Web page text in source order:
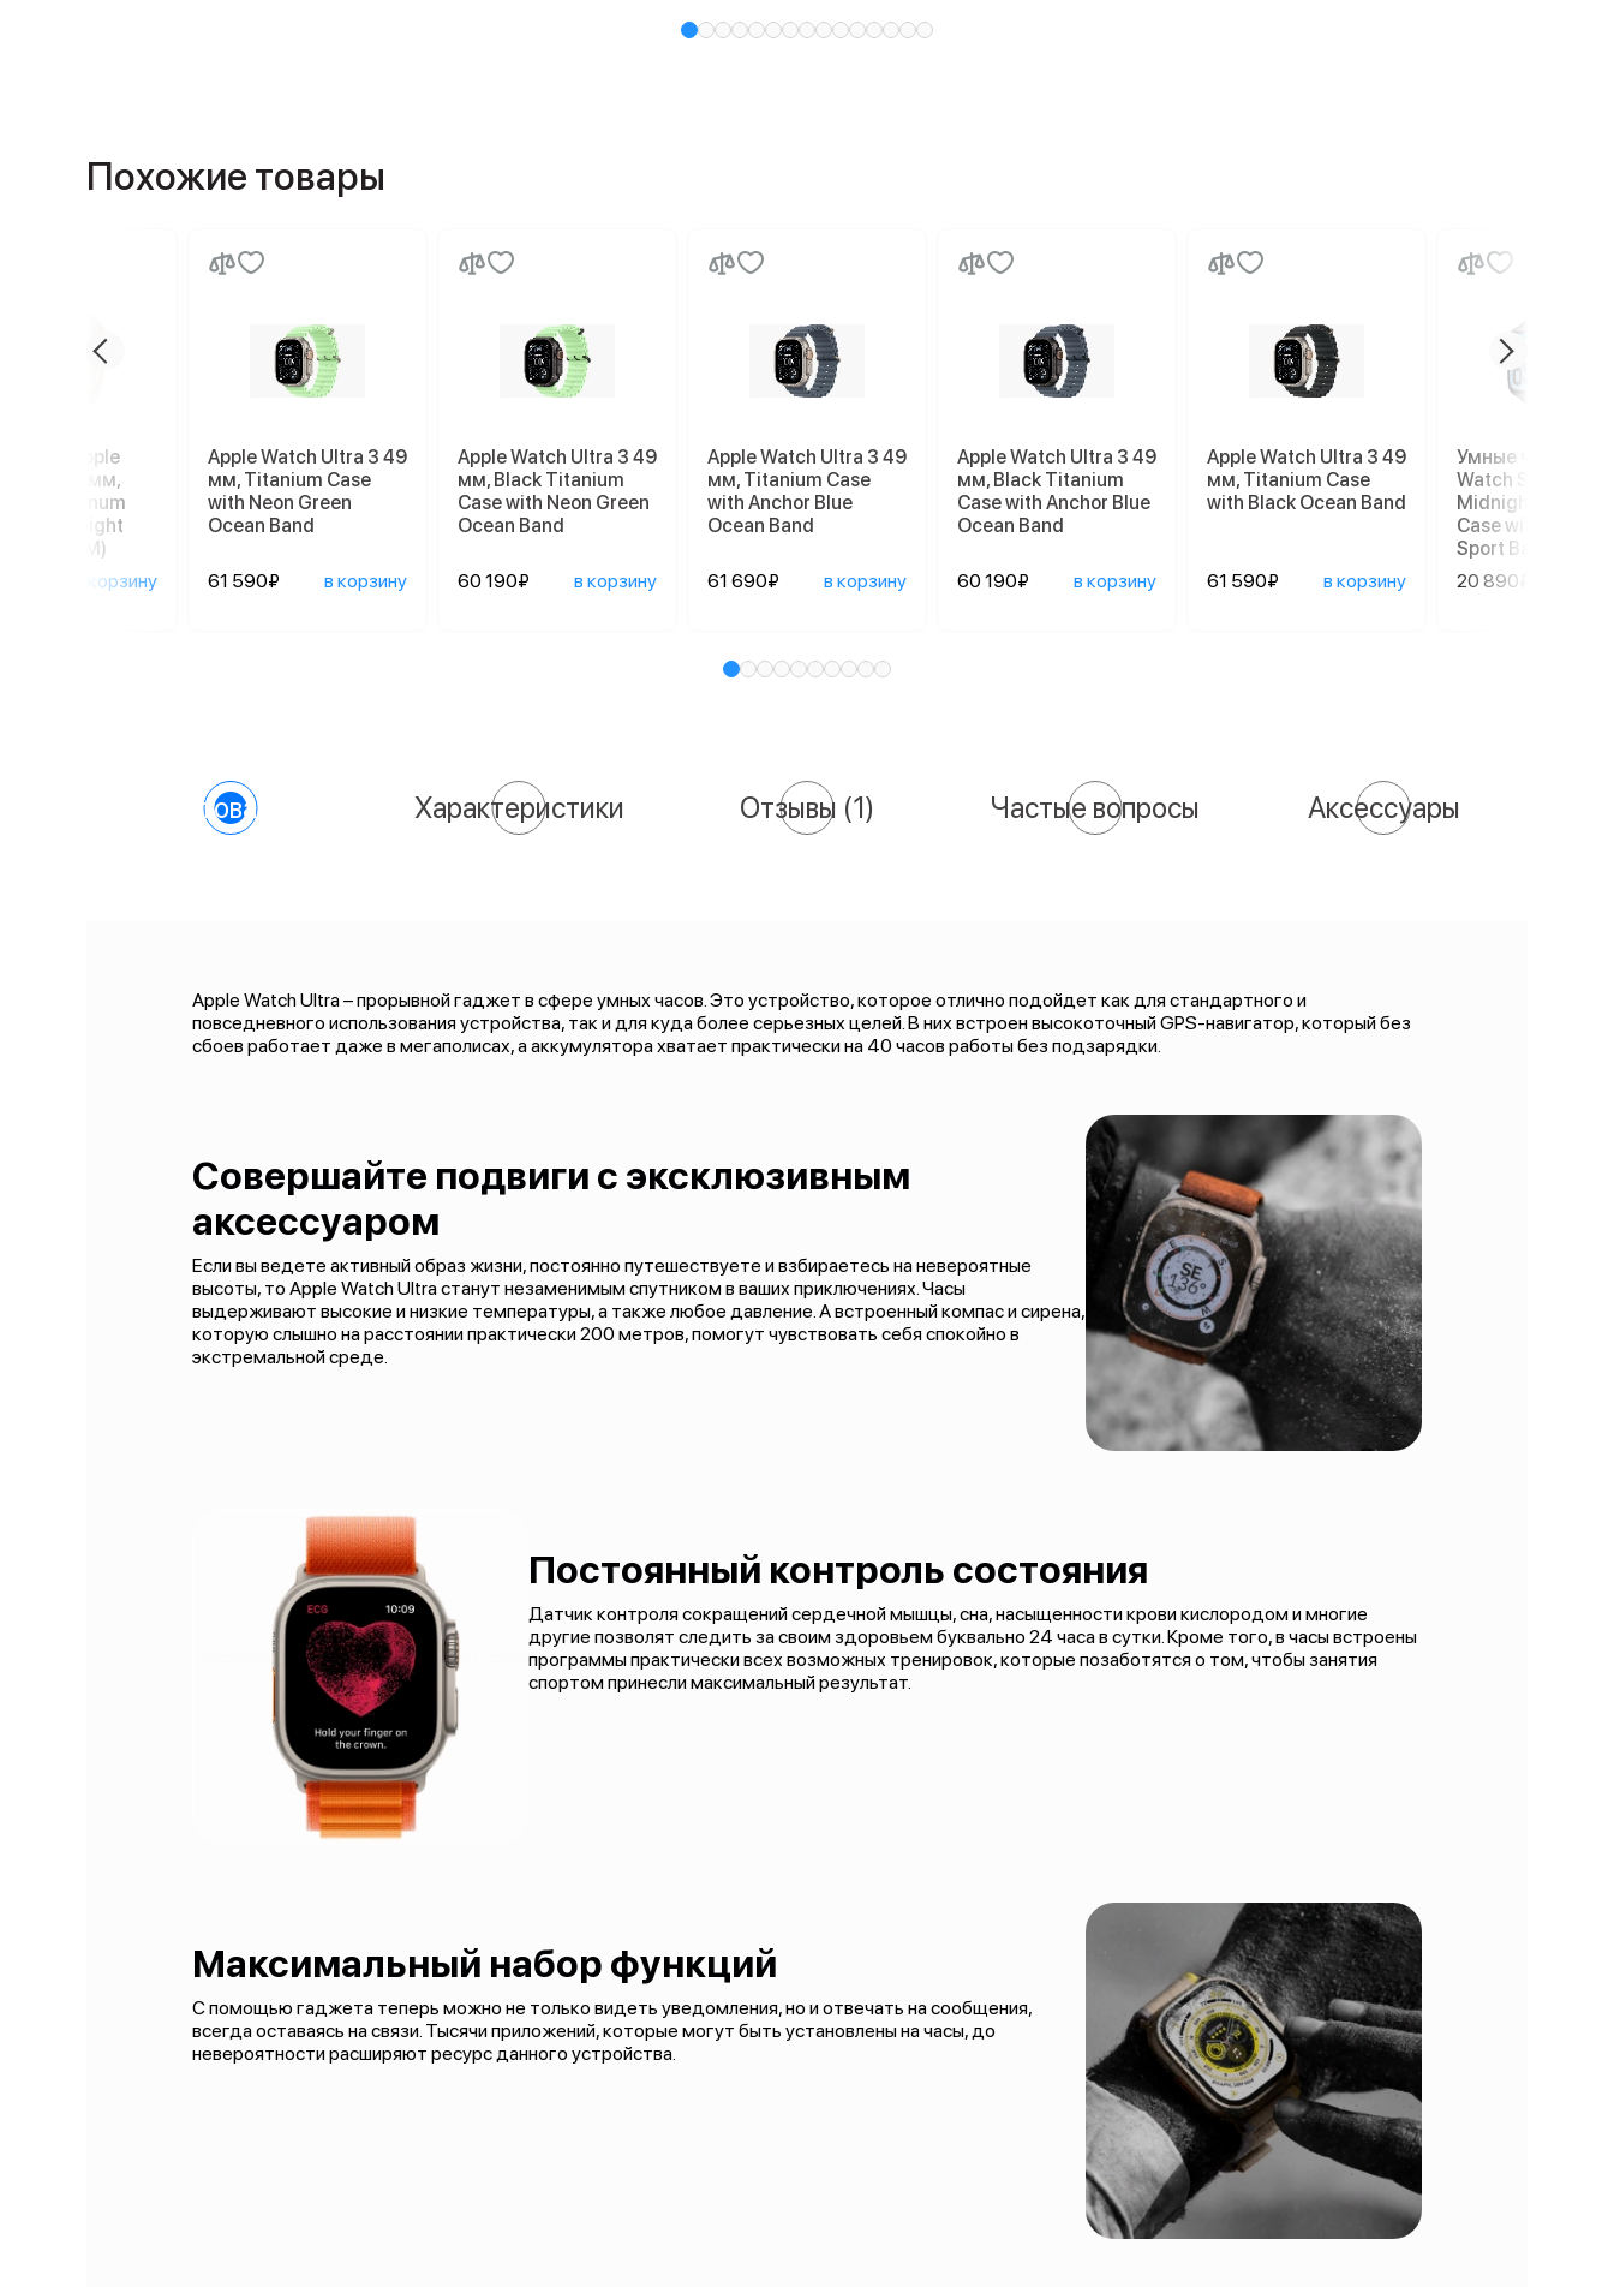
Похожие товары
часы Apple
SE 3 40 мм,
Aluminum
with Starlight
Band (S/M)
в корзину
Apple Watch Ultra 3 49
мм, Titanium Case
with Neon Green
Ocean Band
61 590₽ в корзину
Apple Watch Ultra 3 49
мм, Black Titanium
Case with Neon Green
Ocean Band
60 190₽ в корзину
Apple Watch Ultra 3 49
мм, Titanium Case
with Anchor Blue
Ocean Band
61 690₽ в корзину
Apple Watch Ultra 3 49
мм, Black Titanium
Case with Anchor Blue
Ocean Band
60 190₽ в корзину
Apple Watch Ultra 3 49
мм, Titanium Case
with Black Ocean Band
61 590₽ в корзину
Умные часы
Watch SE 3 40
Midnight
Case with
Sport Band (S/M)
20 890₽
О товаре Характеристики Отзывы (1) Частые вопросы Аксессуары
Apple Watch Ultra – прорывной гаджет в сфере умных часов. Это устройство, которое отлично подойдет как для стандартного и
повседневного использования устройства, так и для куда более серьезных целей. В них встроен высокоточный GPS-навигатор, который без
сбоев работает даже в мегаполисах, а аккумулятора хватает практически на 40 часов работы без подзарядки.
Совершайте подвиги с эксклюзивным
аксессуаром
Если вы ведете активный образ жизни, постоянно путешествуете и взбираетесь на невероятные
высоты, то Apple Watch Ultra станут незаменимым спутником в ваших приключениях. Часы
выдерживают высокие и низкие температуры, а также любое давление. А встроенный компас и сирена,
которую слышно на расстоянии практически 200 метров, помогут чувствовать себя спокойно в
экстремальной среде.
Постоянный контроль состояния
Датчик контроля сокращений сердечной мышцы, сна, насыщенности крови кислородом и многие
другие позволят следить за своим здоровьем буквально 24 часа в сутки. Кроме того, в часы встроены
программы практически всех возможных тренировок, которые позаботятся о том, чтобы занятия
спортом принесли максимальный результат.
Максимальный набор функций
С помощью гаджета теперь можно не только видеть уведомления, но и отвечать на сообщения,
всегда оставаясь на связи. Тысячи приложений, которые могут быть установлены на часы, до
невероятности расширяют ресурс данного устройства.